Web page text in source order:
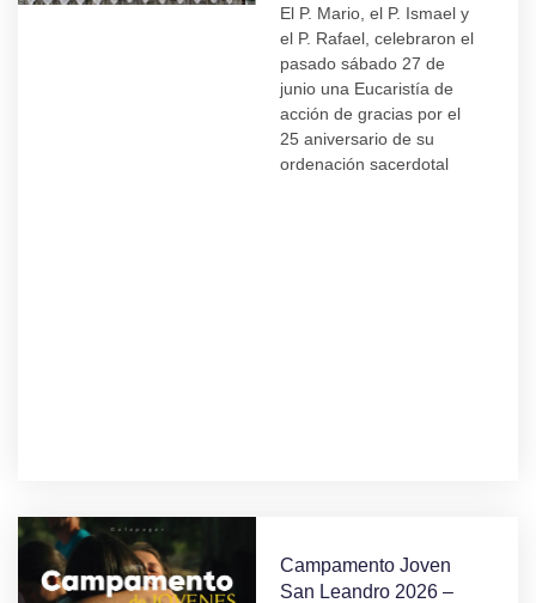
El P. Mario, el P. Ismael y
el P. Rafael, celebraron el
pasado sábado 27 de
junio una Eucaristía de
acción de gracias por el
25 aniversario de su
ordenación sacerdotal
Campamento Joven
San Leandro 2026 –